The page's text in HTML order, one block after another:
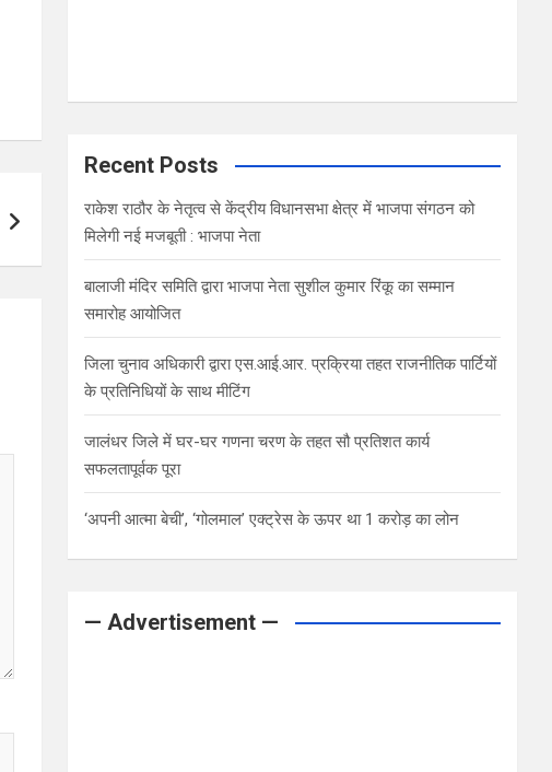
Recent Posts
राकेश राठौर के नेतृत्व से केंद्रीय विधानसभा क्षेत्र में भाजपा संगठन को
मिलेगी नई मजबूती : भाजपा नेता
बालाजी मंदिर समिति द्वारा भाजपा नेता सुशील कुमार रिंकू का सम्मान
समारोह आयोजित
जिला चुनाव अधिकारी द्वारा एस.आई.आर. प्रक्रिया तहत राजनीतिक पार्टियों
के प्रतिनिधियों के साथ मीटिंग
जालंधर जिले में घर-घर गणना चरण के तहत सौ प्रतिशत कार्य
सफलतापूर्वक पूरा
‘अपनी आत्मा बेची’, ‘गोलमाल’ एक्ट्रेस के ऊपर था 1 करोड़ का लोन
— Advertisement —